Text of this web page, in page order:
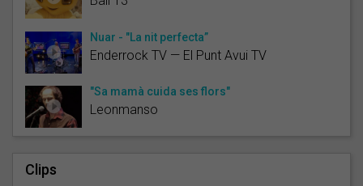
Nuar - "La nit perfecta”
Enderrock TV — El Punt Avui TV
"Sa mamà cuida ses flors"
Leonmanso
Clips